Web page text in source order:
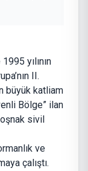
yılının
II.
büyük katliam
Bölge” ilan
sivil
ve
çalıştı.